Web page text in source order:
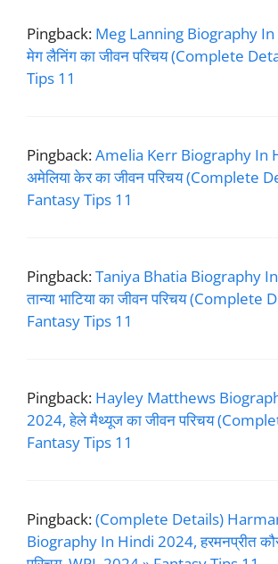
Pingback: Meg Lanning Biography
मेग लैनिंग का जीवन परिचय (Complete
Tips 11
Pingback:Amelia Kerr Biography In
अमेलिया केर का जीवन परिचय (Complete
Fantasy Tips 11
Pingback:Taniya Bhatia Biography
तान्या भाटिया का जीवन परिचय (Complete
Fantasy Tips 11
Pingback: Hayley Matthews
2024, हेले मैथ्यूज का जीवन परिचय
Fantasy Tips 11
Pingback:(Complete Details)
Biography In Hindi 2024, हरमनप्रीत